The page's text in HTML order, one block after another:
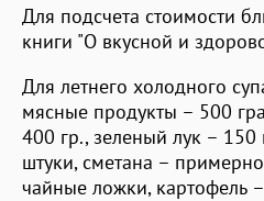
Для подсчета стоимости
книги "О вкусной и
Для летнего холодного
мясные продукты – 500
400 гр., зеленый лук – 150
штуки, сметана –
чайные ложки, картофель